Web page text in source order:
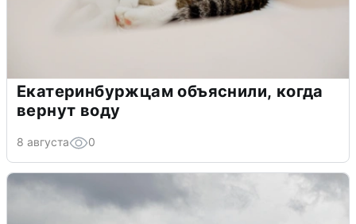
Екатеринбуржцам объяснили, когда
вернут воду
8 августа 0